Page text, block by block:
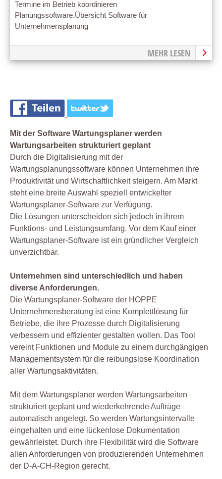
Termine im Betrieb koordinieren
Planungssoftware.Übersicht Software für
Unternehmensplanung
MEHR LESEN
Mit der Software Wartungsplaner werden
Wartungsarbeiten strukturiert geplant
Durch die Digitalisierung mit der
Wartungsplanungssoftware können Unternehmen ihre
Produktivität und Wirtschaftlichkeit steigern. Am Markt
steht eine breite Auswahl speziell entwickelter
Wartungsplaner-Software zur Verfügung.
Die Lösungen unterscheiden sich jedoch in ihrem
Funktions- und Leistungsumfang. Vor dem Kauf einer
Wartungsplaner-Software ist ein gründlicher Vergleich
unverzichtbar.
Unternehmen sind unterschiedlich und haben
diverse Anforderungen.
Die Wartungsplaner-Software der HOPPE
Unternehmensberatung ist eine Komplettlösung für
Betriebe, die ihre Prozesse durch Digitalisierung
verbessern und effizienter gestalten wollen. Das Tool
vereint Funktionen und Module zu einem durchgängigen
Managementsystem für die reibungslose Koordination
aller Wartungsaktivitäten.
Mit dem Wartungsplaner werden Wartungsarbeiten
strukturiert geplant und wiederkehrende Aufträge
automatisch angelegt. So werden Wartungsintervalle
eingehalten und eine lückenlose Dokumentation
gewährleistet. Durch ihre Flexibilität wird die Software
allen Anforderungen von produzierenden Unternehmen
der D-A-CH-Region gerecht.